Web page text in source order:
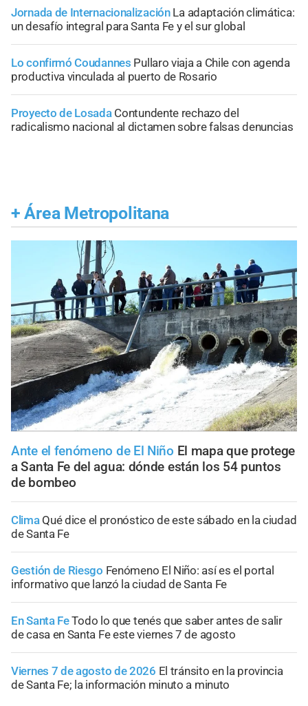
Jornada de Internacionalización La adaptación climática:
un desafío integral para Santa Fe y el sur global
Lo confirmó Coudannes Pullaro viaja a Chile con agenda
productiva vinculada al puerto de Rosario
Proyecto de Losada Contundente rechazo del
radicalismo nacional al dictamen sobre falsas denuncias
+ Área Metropolitana
Ante el fenómeno de El Niño El mapa que protege
a Santa Fe del agua: dónde están los 54 puntos
de bombeo
Clima Qué dice el pronóstico de este sábado en la ciudad
de Santa Fe
Gestión de Riesgo Fenómeno El Niño: así es el portal
informativo que lanzó la ciudad de Santa Fe
En Santa FeTodo lo que tenés que saber antes de salir
de casa en Santa Fe este viernes 7 de agosto
Viernes 7 de agosto de 2026 El tránsito en la provincia
de Santa Fe; la información minuto a minuto